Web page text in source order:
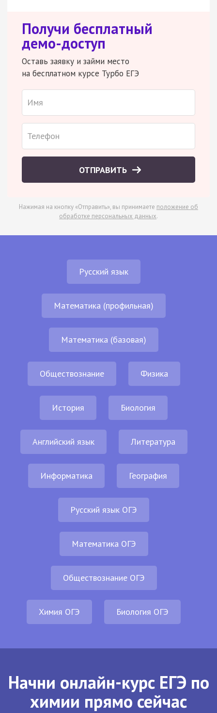
Получи бесплатный
демо-доступ
Оставь заявку и займи место
на бесплатном курсе Турбо ЕГЭ
ОТПРАВИТЬ
Нажимая на кнопку «Отправить», вы принимаете положение об
обработке персональных данных.
Русский язык
Математика (профильная)
Математика (базовая)
Обществознание Физика
История Биология
Английский язык Литература
Информатика География
Русский язык ОГЭ
Математика ОГЭ
Обществознание ОГЭ
Химия ОГЭ Биология ОГЭ
Начни онлайн-курс ЕГЭ по
химии прямо сейчас